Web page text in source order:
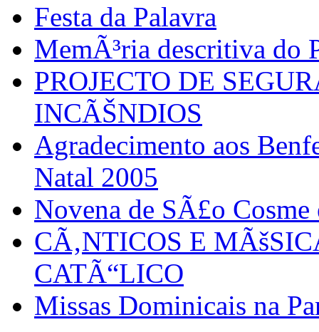
Festa da Palavra
MemÃ³ria descritiva do
PROJECTO DE
INCÃŠNDIOS
Agradecimento aos
Natal 2005
Novena de SÃ£o
CÃ‚NTICOS E
CATÃ“LICO
Missas Dominicais na